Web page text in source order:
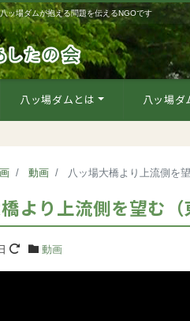
ッ場ダムが抱える問題を伝えるNGOです
八ッ場ダムとは 八ッ場ダ
動画 八ッ場大橋より上流側を
より上流側を望む
動画